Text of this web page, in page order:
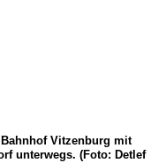
Bahnhof Vitzenburg mit
unterwegs. (Foto: Detlef